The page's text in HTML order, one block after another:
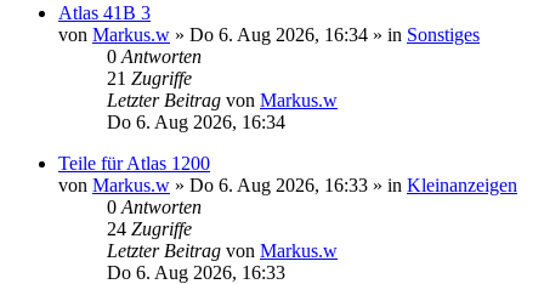
Atlas 41B 3
von Markus.w » Do 6. Aug 2026, 16:34 » in Sonstiges
0 Antworten
21 Zugriffe
Letzter Beitrag von Markus.w
Do 6. Aug 2026, 16:34
Teile für Atlas 1200
von Markus.w » Do 6. Aug 2026, 16:33 » in Kleinanzeigen
0 Antworten
24 Zugriffe
Letzter Beitrag von Markus.w
Do 6. Aug 2026, 16:33